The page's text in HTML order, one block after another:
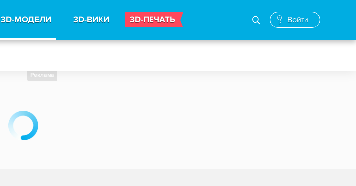
3D-МОДЕЛИ 3D-ВИКИ 3D-ПЕЧАТЬ Войти
Реклама